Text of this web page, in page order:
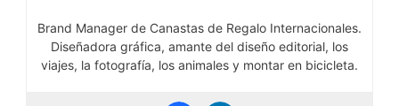
Brand Manager de Canastas de Regalo Internacionales.
Diseñadora gráfica, amante del diseño editorial, los
viajes, la fotografía, los animales y montar en bicicleta.